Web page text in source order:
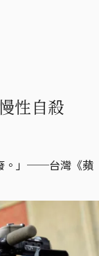
性自殺
。」──台灣《蘋